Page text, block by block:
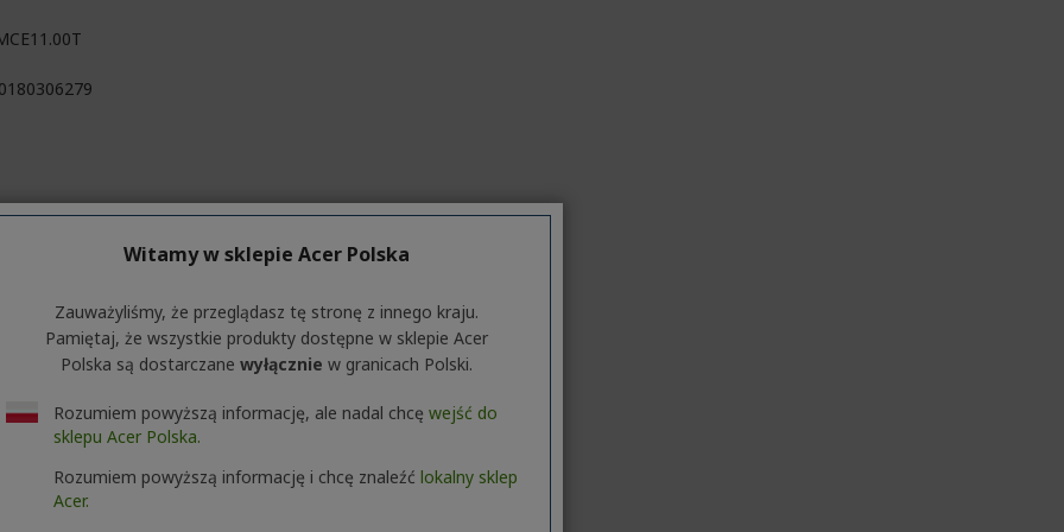
No. 88, Section 1, Xin Tai 5th Road, Xizhi
Witamy w sklepie Acer Polska
Zauważyliśmy, że przeglądasz tę stronę z innego kraju.
Pamiętaj, że wszystkie produkty dostępne w sklepie Acer
Polska są dostarczane wyłącznie w granicach Polski.
Rozumiem powyższą informację, ale nadal chcę wejść do
sklepu Acer Polska.
Rozumiem powyższą informację i chcę znaleźć lokalny sklep
Acer.